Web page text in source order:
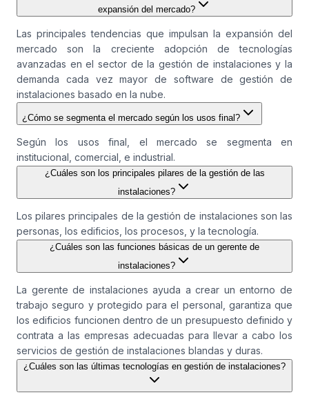
expansión del mercado?
Las principales tendencias que impulsan la expansión del
mercado son la creciente adopción de tecnologías
avanzadas en el sector de la gestión de instalaciones y la
demanda cada vez mayor de software de gestión de
instalaciones basado en la nube.
¿Cómo se segmenta el mercado según los usos final?
Según los usos final, el mercado se segmenta en
institucional, comercial, e industrial.
¿Cuáles son los principales pilares de la gestión de las
instalaciones?
Los pilares principales de la gestión de instalaciones son las
personas, los edificios, los procesos, y la tecnología.
¿Cuáles son las funciones básicas de un gerente de
instalaciones?
La gerente de instalaciones ayuda a crear un entorno de
trabajo seguro y protegido para el personal, garantiza que
los edificios funcionen dentro de un presupuesto definido y
contrata a las empresas adecuadas para llevar a cabo los
servicios de gestión de instalaciones blandas y duras.
¿Cuáles son las últimas tecnologías en gestión de instalaciones?